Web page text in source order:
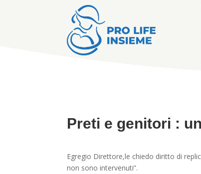
Preti e genitori :
Egregio Direttore,le chiedo diritto di
non sono intervenuti”.